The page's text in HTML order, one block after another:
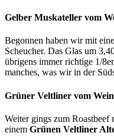
Gelber Muskateller vom
Begonnen haben wir mit
Scheucher. Das Glas um
übrigens immer richtige 1/
manches, was wir in der
Grüner Veltliner vom
Weiter gings zum
einem Grünen Veltliner